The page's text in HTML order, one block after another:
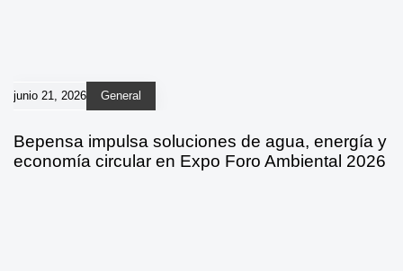
junio 21, 2026 General
Bepensa impulsa soluciones de agua, energía y
economía circular en Expo Foro Ambiental 2026